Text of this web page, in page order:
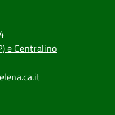
e Centralino